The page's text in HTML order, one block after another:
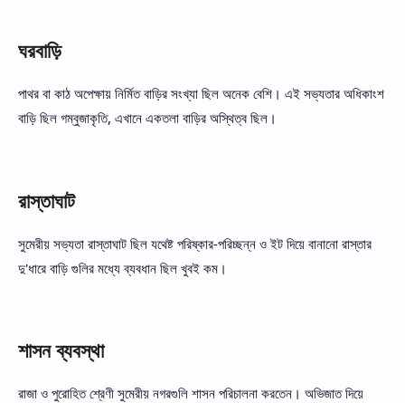
ঘরবাড়ি
পাথর বা কাঠ অপেক্ষায় নির্মিত বাড়ির সংখ্যা ছিল অনেক বেশি। এই সভ্যতার অধিকাংশ
বাড়ি ছিল গম্বুজাকৃতি, এখানে একতলা বাড়ির অস্থিত্ব ছিল।
রাস্তাঘাট
সুমেরীয় সভ্যতা রাস্তাঘাট ছিল যথেষ্ট পরিষ্কার-পরিচ্ছন্ন ও ইট দিয়ে বানানো রাস্তার
দু'ধারে বাড়ি গুলির মধ্যে ব্যবধান ছিল খুবই কম।
শাসন ব্যবস্থা
রাজা ও পুরোহিত শ্রেণী সুমেরীয় নগরগুলি শাসন পরিচালনা করতেন। অভিজাত দিয়ে